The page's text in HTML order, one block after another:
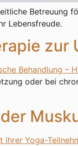
Betreuung
Lebensfreude.
zur
oder bei